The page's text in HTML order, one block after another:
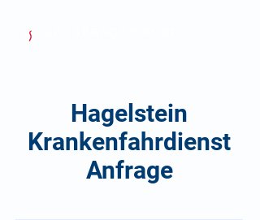
Hagelstein
Krankenfahrdienst
Anfrage